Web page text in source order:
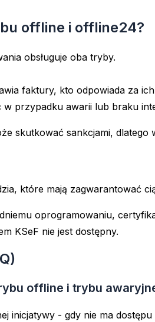
offline i offline24?
obsługuje oba tryby.
faktury, kto odpowiada za
w przypadku awarii lub braku
skutkować sankcjami,
które mają zagwarantować
oprogramowaniu,
KSeF nie jest dostępny.
offline i trybu
inicjatywy - gdy nie ma